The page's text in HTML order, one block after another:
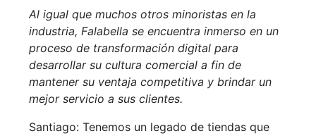
Al igual que muchos otros minoristas en la
industria, Falabella se encuentra inmerso en un
proceso de transformación digital para
desarrollar su cultura comercial a fin de
mantener su ventaja competitiva y brindar un
mejor servicio a sus clientes.
Santiago: Tenemos un legado de tiendas que